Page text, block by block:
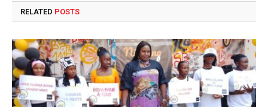
RELATED POSTS